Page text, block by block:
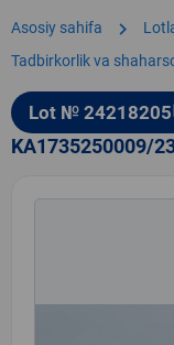
Asosiy sahifa chevron_right
Tadbirkorlik va
Lot № 24218205
KA1735250009/